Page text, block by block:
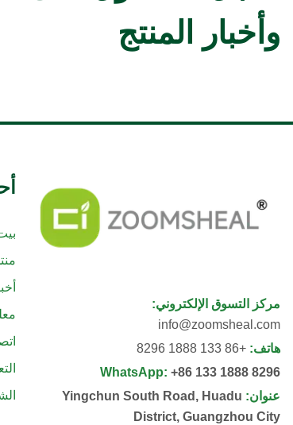
وأخبار المنتج
مركز التسوق الإلكتروني:
info@zoomsheal.com
هاتف:
+86 133 1888 8296
WhatsApp: +86 133 1888 8296
عنوان:
Yingchun South Road, Huadu
District, Guangzhou City